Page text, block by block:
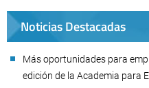
Noticias Destacadas
Más oportunidades para
edición de la Academia para